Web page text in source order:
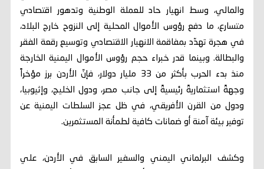
والمالي، وسط انهيار حاد للعملة الوطنية وتدهور اقتصادي
متسارع، ما دفع رؤوس الأموال المحلية إلى النزوح خارج البلاد،
في هجرة تهدّد بمفاقمة الانهيار الاقتصادي وتوسيع رقعة الفقر
والبطالة. وبينما قدر خبراء حجم رؤوس الأموال اليمنية الخارجة
منذ بدء الحرب بأكثر من 33 مليار دولار، فإنّ الأردن برز مؤخراً
وجهةً استثماريةً رئيسيةً إلى جانب مصر، ودول الخليج، وإثيوبيا،
ودول من القرن الأفريقي، في ظل عجز السلطات اليمنية عن
توفير بيئة آمنة أو ضمانات كافية لطمأنة المستثمرين.
وكشف البرلماني اليمني والسفير السابق في الأردن، علي